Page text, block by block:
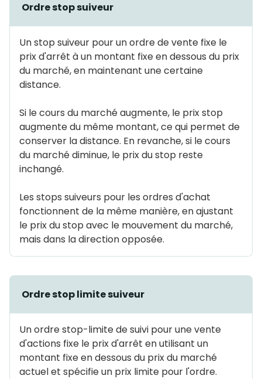
Ordre stop suiveur
Un stop suiveur pour un ordre de vente fixe le
prix d'arrêt à un montant fixe en dessous du prix
du marché, en maintenant une certaine
distance.
Si le cours du marché augmente, le prix stop
augmente du même montant, ce qui permet de
conserver la distance. En revanche, si le cours
du marché diminue, le prix du stop reste
inchangé.
Les stops suiveurs pour les ordres d'achat
fonctionnent de la même manière, en ajustant
le prix du stop avec le mouvement du marché,
mais dans la direction opposée.
Ordre stop limite suiveur
Un ordre stop-limite de suivi pour une vente
d'actions fixe le prix d'arrêt en utilisant un
montant fixe en dessous du prix du marché
actuel et spécifie un prix limite pour l'ordre.